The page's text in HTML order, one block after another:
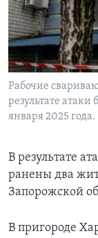
Learning English
СОЦИАЛЬНЫЕ СЕТИ
Языки
Рабочие
результате
января 2025 года.
В результате
ранены два
Запорожской
В пригороде